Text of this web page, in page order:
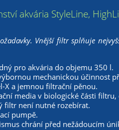
akvária StyleLine,
Vnější filtr splňuje
pro akvária do objemu 350 l.
mechanickou účinnost
X a jemnou filtrační pěnou.
media v biologické části
filtr není nutné rozebírat.
pumpě.
chrání před nežádoucím